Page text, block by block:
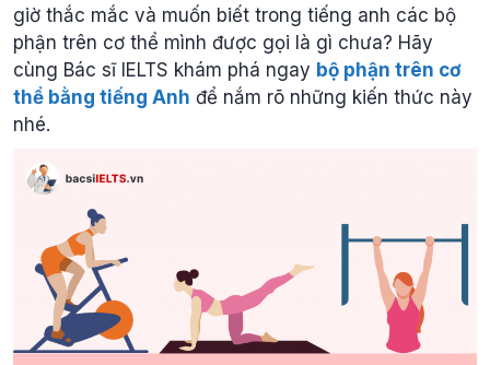
giờ thắc mắc và muốn biết trong tiếng anh các bộ
phận trên cơ thể mình được gọi là gì chưa? Hãy
cùng Bác sĩ IELTS khám phá ngay bộ phận trên cơ
thể bằng tiếng Anh để nắm rõ những kiến ​​thức này
nhé.